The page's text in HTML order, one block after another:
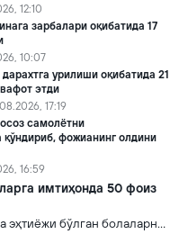
12:10
зарбалари оқибатида 17
10:07
урилиши оқибатида 21
этди
17:19
самолётни
қўндириб, фожианинг олдини
16:59
имтиҳонда 50 фоиз
эҳтиёжи бўлган болаларни